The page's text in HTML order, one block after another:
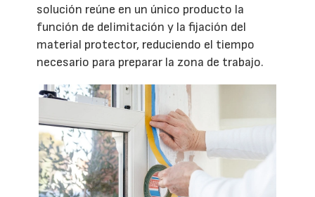
solución reúne en un único producto la
función de delimitación y la fijación del
material protector, reduciendo el tiempo
necesario para preparar la zona de trabajo.